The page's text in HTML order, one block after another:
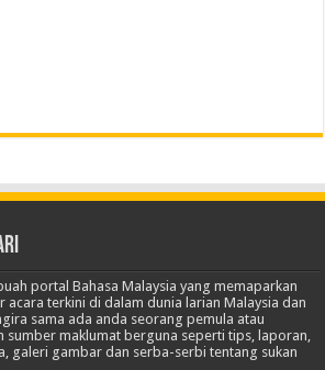
portal Bahasa Malaysia yang memaparkan
acara terkini di dalam dunia larian Malaysia dan
sama ada anda seorang pemula atau
sumber maklumat berguna seperti tips, laporan,
galeri gambar dan serba-serbi tentang sukan